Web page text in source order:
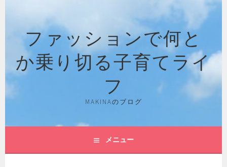
ファッションで何と
か乗り切る子育てライ
フ
MAKINAのブログ
メニュー